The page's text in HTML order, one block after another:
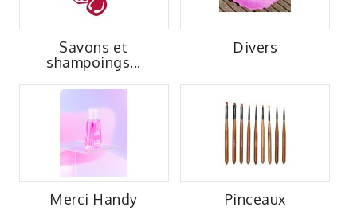
Savons et
shampoings...
Divers
Merci Handy Pinceaux